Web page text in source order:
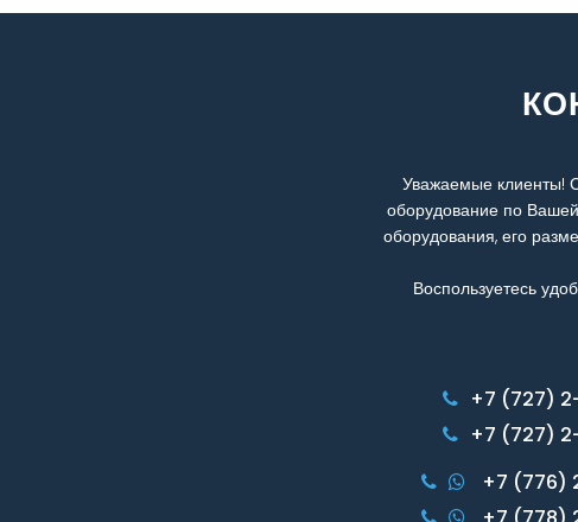
Уважаемые клиенты!
оборудование по
оборудования, его
Воспользуетесь
+7 (727)
+7 (727)
+7 (776)